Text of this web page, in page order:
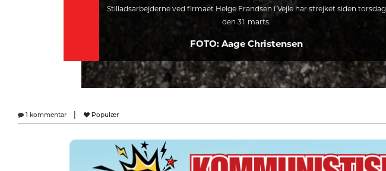
Stilladsarbejderne ved firmaet Helge Frandsen i Vejle har strejket siden torsdag
den 31. marts.
FOTO: Aage Christensen
1 kommentar Populær